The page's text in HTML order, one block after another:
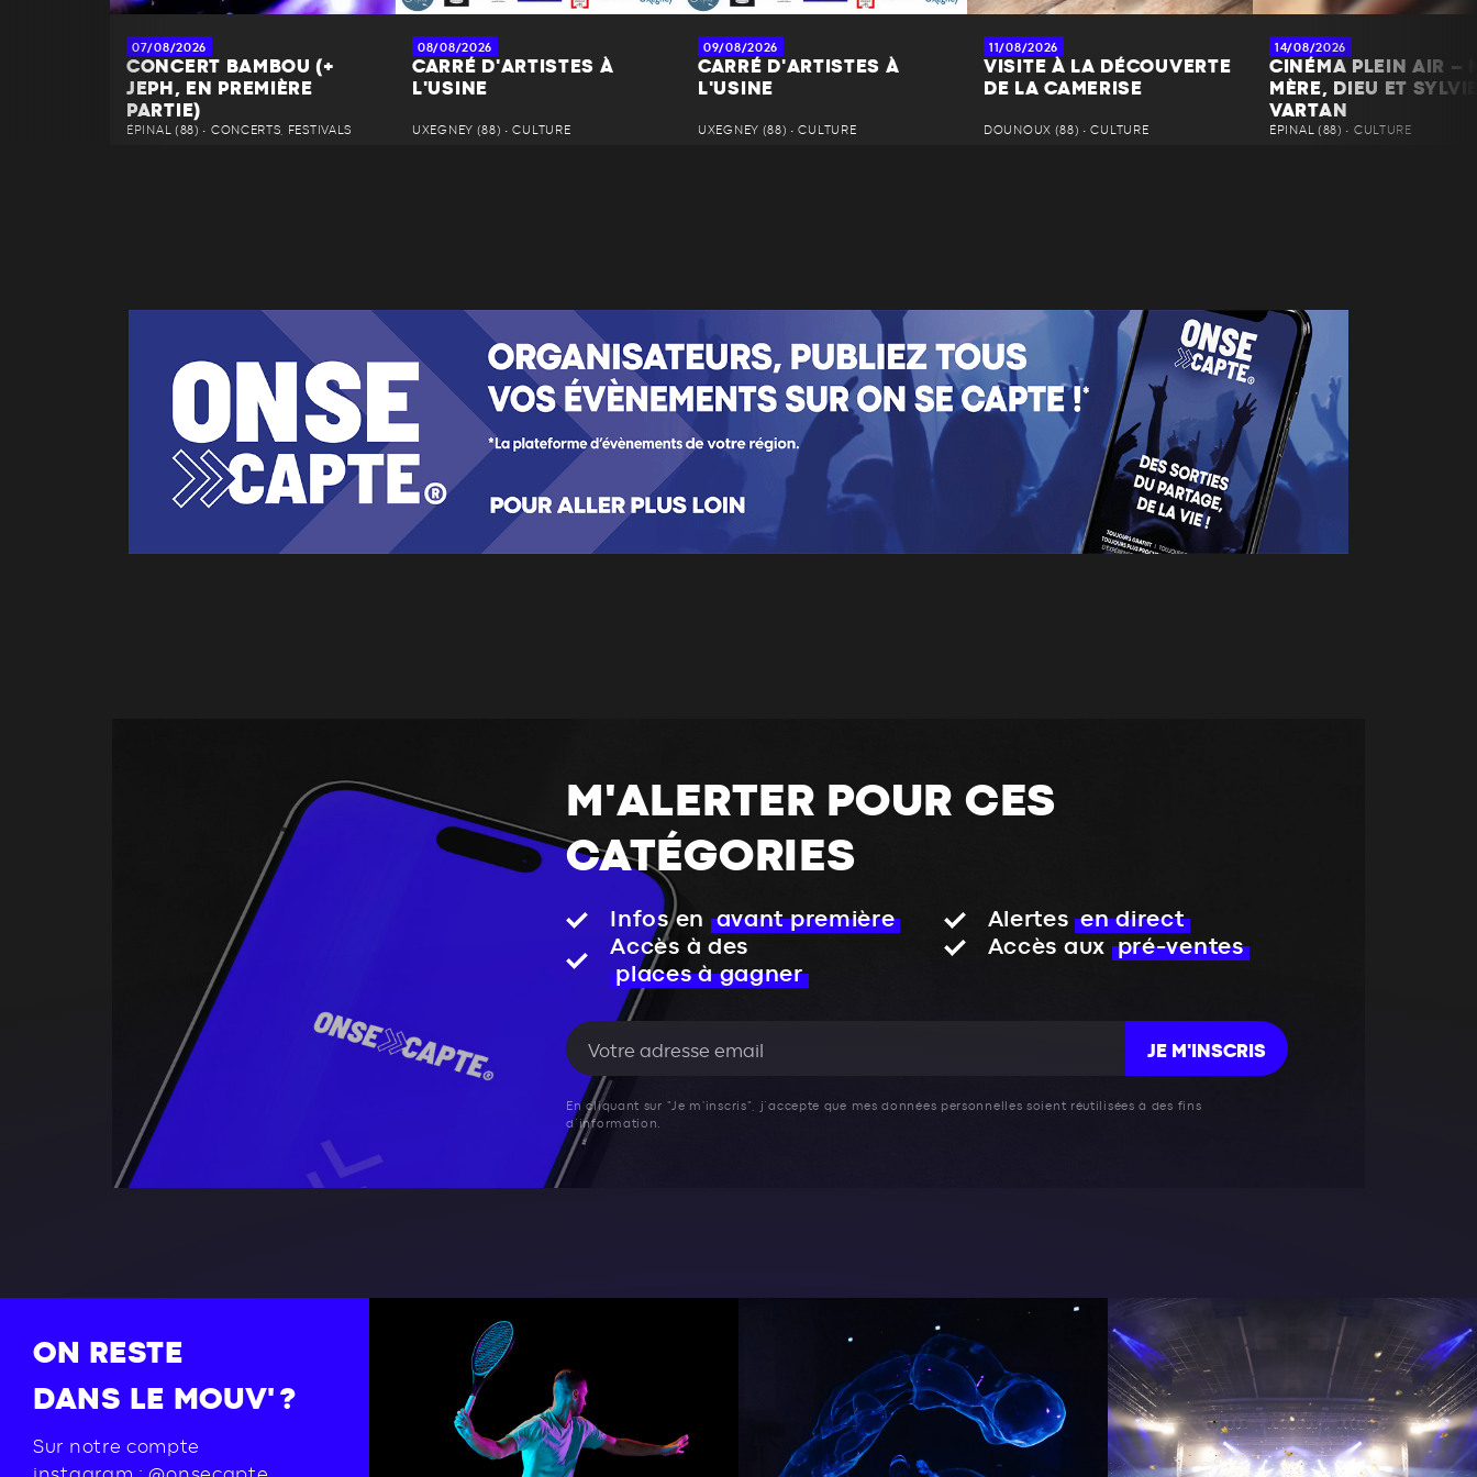
07/08/2026
CONCERT BAMBOU (+
JEPH, EN PREMIÈRE
PARTIE)
ÉPINAL (88) • CONCERTS, FESTIVALS
08/08/2026
CARRÉ D'ARTISTES À
L'USINE
UXEGNEY (88) • CULTURE
09/08/2026
CARRÉ D'ARTISTES À
L'USINE
UXEGNEY (88) • CULTURE
11/08/2026
VISITE À LA DÉCOUVERTE
DE LA CAMERISE
DOUNOUX (88) • CULTURE
14/08/2026
CINÉMA PLEIN AIR –
MÈRE, DIEU ET
VARTAN
ÉPINAL (88) • CULTURE
M'ALERTER POUR CES
CATÉGORIES
Infos en avant première Alertes en direct
Accès à des
places à gagner
Accès aux pré-ventes
JE M'INSCRIS
En cliquant sur "Je m'inscris", j’accepte que mes données personnelles soient réutilisées à des fins
d’information.
ON RESTE
DANS LE MOUV' ?
Sur notre compte